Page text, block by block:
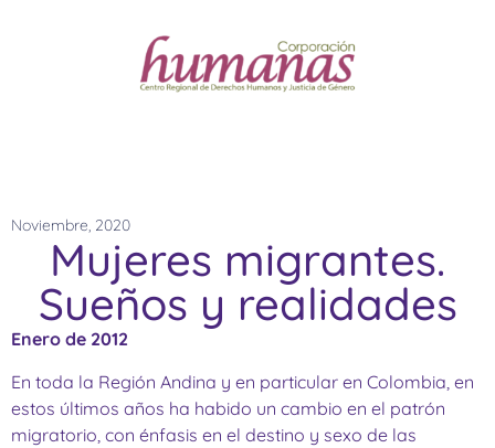
Noviembre, 2020
Mujeres migrantes.
Sueños y realidades
Enero de 2012
En toda la Región Andina y en particular en Colombia, en
estos últimos años ha habido un cambio en el patrón
migratorio, con énfasis en el destino y sexo de las